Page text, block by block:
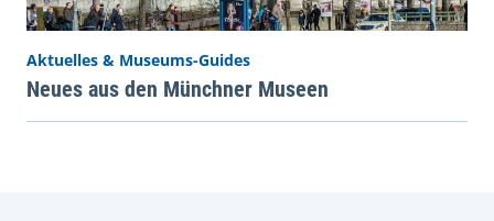
Aktuelles & Museums-Guides
Neues aus den Münchner Museen